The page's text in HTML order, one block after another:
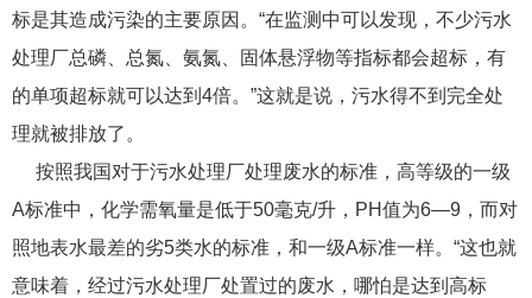
标是其造成污染的主要原因。“在监测中可以发现，不少污水
处理厂总磷、总氮、氨氮、固体悬浮物等指标都会超标，有
的单项超标就可以达到4倍。”这就是说，污水得不到完全处
理就被排放了。
按照我国对于污水处理厂处理废水的标准，高等级的一级
A标准中，化学需氧量是低于50毫克/升，PH值为6—9，而对
照地表水最差的劣5类水的标准，和一级A标准一样。“这也就
意味着，经过污水处理厂处置过的废水，哪怕是达到高标